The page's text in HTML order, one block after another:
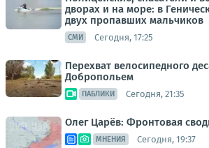
дворах и на море: в
двух пропавших мальчиков
СМИ Сегодня, 17:25
Перехват велосипедного
Добропольем
ПАБЛИКИ Сегодня, 21:35
Олег Царёв: Фронтовая
МНЕНИЯ Сегодня, 19:37